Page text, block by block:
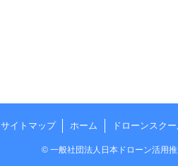
サイトマップ ホーム ドローンスク
© 一般社団法人日本ドローン活用